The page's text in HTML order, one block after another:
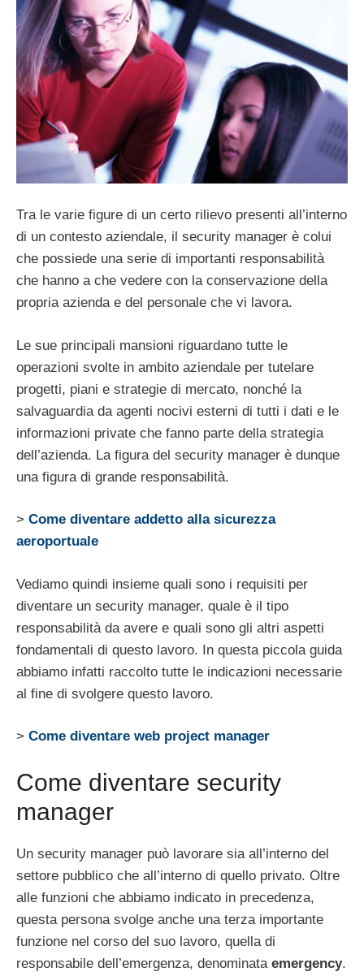
Tra le varie figure di un certo rilievo presenti all’interno
di un contesto aziendale, il security manager è colui
che possiede una serie di importanti responsabilità
che hanno a che vedere con la conservazione della
propria azienda e del personale che vi lavora.
Le sue principali mansioni riguardano tutte le
operazioni svolte in ambito aziendale per tutelare
progetti, piani e strategie di mercato, nonché la
salvaguardia da agenti nocivi esterni di tutti i dati e le
informazioni private che fanno parte della strategia
dell’azienda. La figura del security manager è dunque
una figura di grande responsabilità.
> Come diventare addetto alla sicurezza
aeroportuale
Vediamo quindi insieme quali sono i requisiti per
diventare un security manager, quale è il tipo
responsabilità da avere e quali sono gli altri aspetti
fondamentali di questo lavoro. In questa piccola guida
abbiamo infatti raccolto tutte le indicazioni necessarie
al fine di svolgere questo lavoro.
> Come diventare web project manager
Come diventare security
manager
Un security manager può lavorare sia all’interno del
settore pubblico che all’interno di quello privato. Oltre
alle funzioni che abbiamo indicato in precedenza,
questa persona svolge anche una terza importante
funzione nel corso del suo lavoro, quella di
responsabile dell’emergenza, denominata emergency.